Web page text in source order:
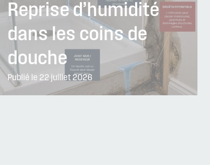
Reprise d’humidité
dans les coins de
douche
Publié le 22 juillet 2026